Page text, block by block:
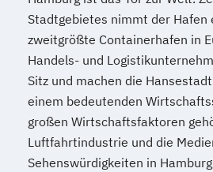
Stadtgebietes nimmt der Hafen
zweitgrößte Containerhafen in
Handels- und
Sitz und machen die
einem bedeutenden
großen Wirtschaftsfaktoren
Luftfahrtindustrie und die
Sehenswürdigkeiten in